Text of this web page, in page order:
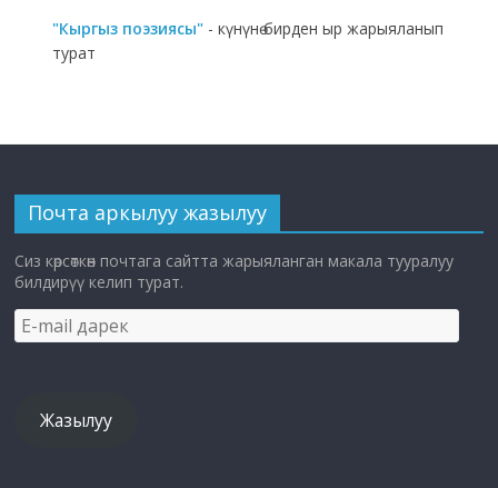
"Кыргыз поэзиясы" - күнүнө бирден ыр жарыяланып
турат
Почта аркылуу жазылуу
Сиз көрсөткөн почтага сайтта жарыяланган макала тууралуу
билдирүү келип турат.
E-
mail
Жазылуу